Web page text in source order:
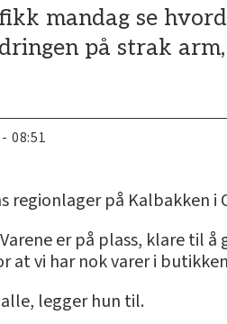
mandag se
på strak
- 08:51
på Kalbakken i
er på plass, klare til
at vi har nok varer i
legger hun til.